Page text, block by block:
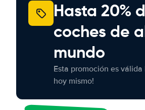
Hasta 20%
coches de
mundo
Esta promoción es
hoy mismo!